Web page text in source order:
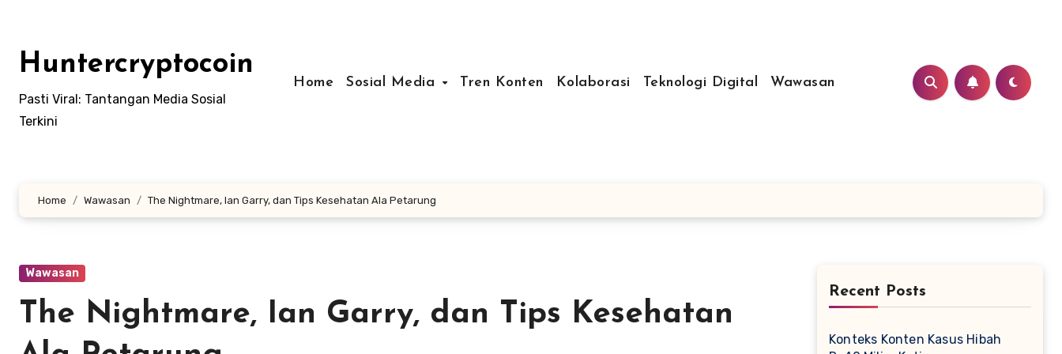
contentHuntercryptocoin
Pasti Viral: Tantangan Media Sosial
Terkini
Home Sosial Media Tren Konten Kolaborasi Teknologi Digital Wawasan
Home Wawasan The Nightmare, Ian Garry, dan Tips Kesehatan Ala Petarung
Wawasan
The Nightmare, Ian Garry, dan Tips Kesehatan
Recent Posts
Konteks Konten Kasus Hibah